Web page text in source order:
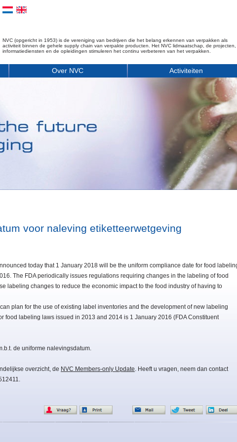
NVC (opgericht in 1953) is de vereniging van bedrijven die het belang erkennen van verpakken als
activiteit binnen de gehele supply chain van verpakte producten. Het NVC lidmaatschap, de projecten,
informatiediensten en de opleidingen stimuleren het continu verbeteren van het verpakken.
Over NVC Activiteiten
voor naleving etiketteerwetgeving
today that 1 January 2018 will be the uniform compliance date for food
The FDA periodically issues regulations requiring changes in the labeling of food
labeling changes to reduce the economic impact to the food industry of having to
plan for the use of existing label inventories and the development of new labeling
food labeling laws issued in 2013 and 2014 is 1 January 2016 (FDA Constituent
de uniforme nalevingsdatum.
overzicht, de NVC Members-only Update. Heeft u vragen, neem dan contact